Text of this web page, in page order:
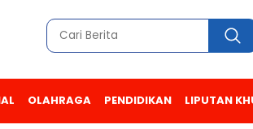
OLAHRAGA PENDIDIKAN LIPUTAN